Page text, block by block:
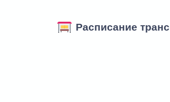
Расписание